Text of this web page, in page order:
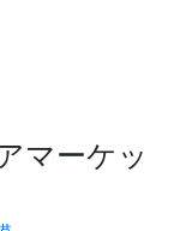
マーケッ